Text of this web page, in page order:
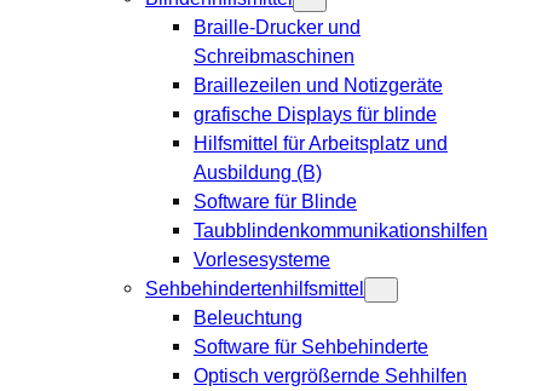
Braille-Drucker und
Schreibmaschinen
Braillezeilen und Notizgeräte
grafische Displays für blinde
Hilfsmittel für Arbeitsplatz und
Ausbildung (B)
Software für Blinde
Taubblindenkommunikationshilfen
Vorlesesysteme
Sehbehindertenhilfsmittel
Beleuchtung
Software für Sehbehinderte
Optisch vergrößernde Sehhilfen